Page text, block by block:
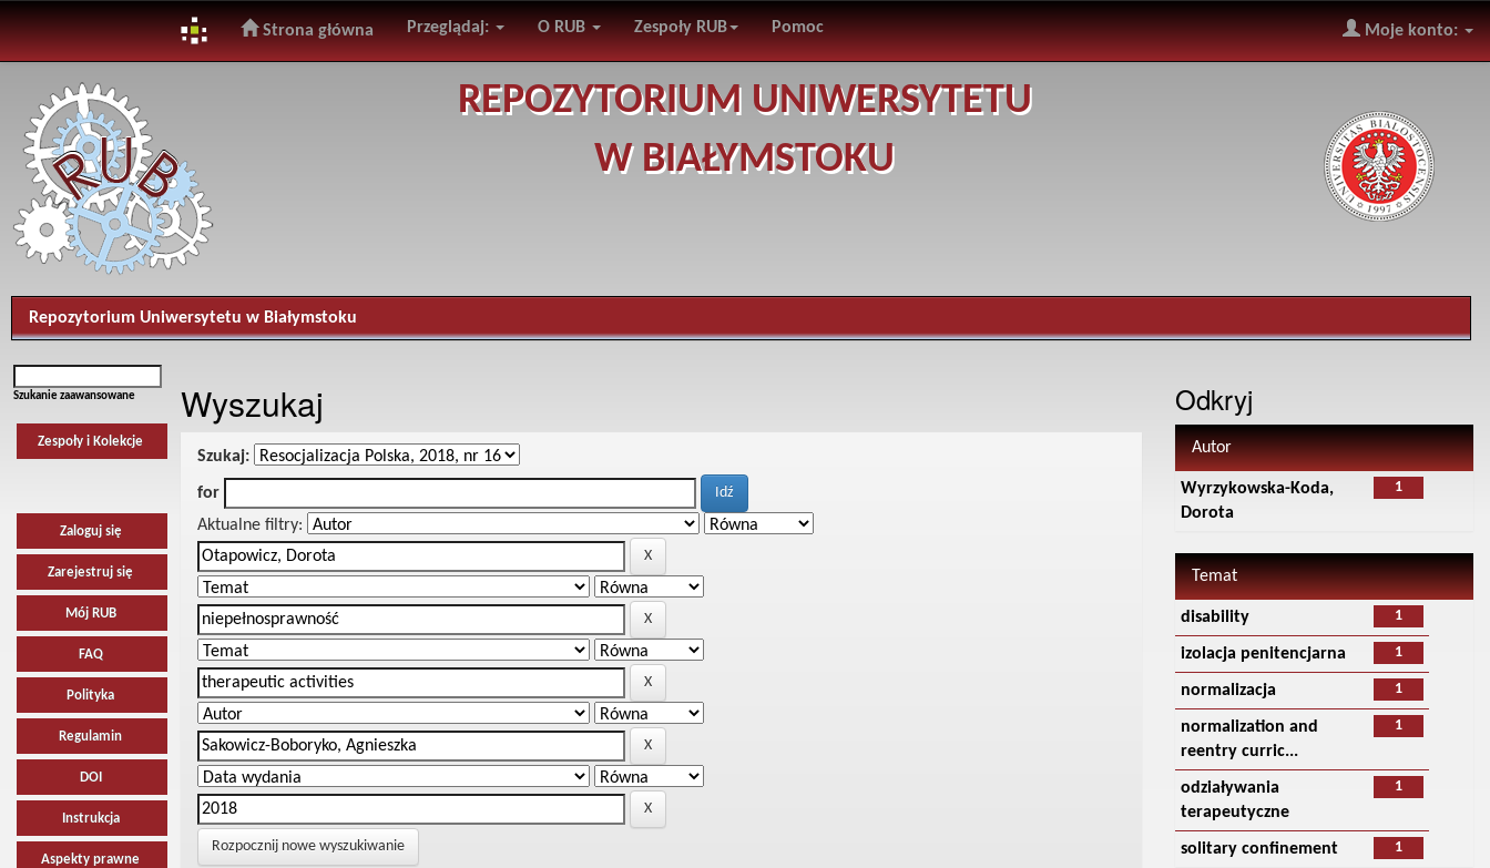
navigation
Strona główna Przeglądaj: O RUB Zespoły RUB Pomoc Moje konto:
REPOZYTORIUM UNIWERSYTETU
W BIAŁYMSTOKU
Repozytorium Uniwersytetu w Białymstoku
Szukanie zaawansowane
Zespoły i Kolekcje
Zaloguj się
Zarejestruj się
Mój RUB
FAQ
Polityka
Regulamin
DOI
Instrukcja
Aspekty prawne
Wyszukaj
Szukaj:
for
Aktualne filtry:
Rozpocznij nowe wyszukiwanie
Odkryj
Autor
1
Wyrzykowska-Koda,
Dorota
Temat
1
disability
1
izolacja penitencjarna
1
normalizacja
1
normalization and
reentry curric...
1
odziaływania
terapeutyczne
1
solitary confinement